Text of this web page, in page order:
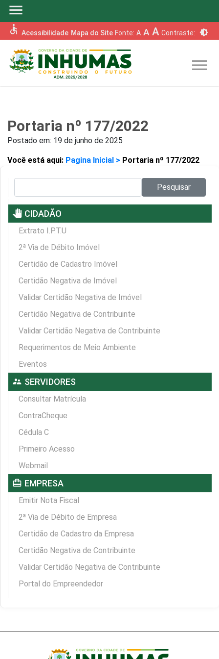
menu
accessible Acessibilidade Mapa do Site Fonte: A A A Contraste: brightness_6
menu
Portaria nº 177/2022
Postado em: 19 de junho de 2025
Você está aqui: Pagina Inicial > Portaria nº 177/2022
Pesquisar
pan_tool CIDADÃO
Extrato I.P.T.U
2ª Via de Débito Imóvel
Certidão de Cadastro Imóvel
Certidão Negativa de Imóvel
Validar Certidão Negativa de Imóvel
Certidão Negativa de Contribuinte
Validar Certidão Negativa de Contribuinte
Requerimentos de Meio Ambiente
Eventos
supervisor_account SERVIDORES
Consultar Matrícula
ContraCheque
Cédula C
Primeiro Acesso
Webmail
card_travel EMPRESA
Emitir Nota Fiscal
2ª Via de Débito de Empresa
Certidão de Cadastro da Empresa
Certidão Negativa de Contribuinte
Validar Certidão Negativa de Contribuinte
Portal do Empreendedor